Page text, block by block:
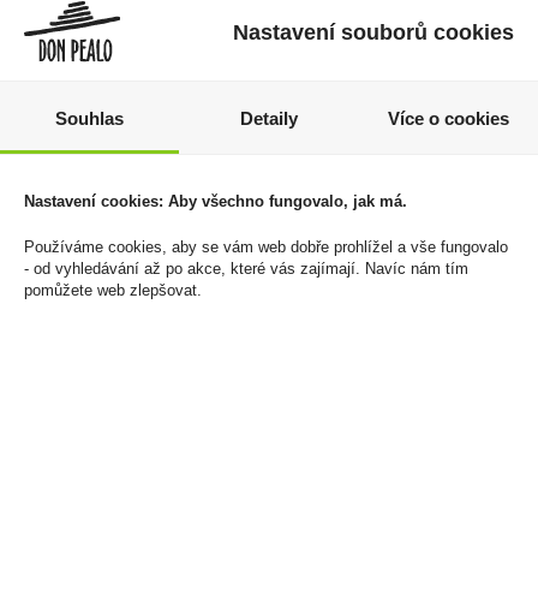
Originál
79 Kč
549 Kč
Nastavení souborů cookies
Souhlas Detaily Více o cookies
Nastavení cookies: Aby všechno fungovalo, jak má.
Používáme cookies, aby se vám web dobře prohlížel a vše fungovalo
- od vyhledávání až po akce, které vás zajímají. Navíc nám tím
pomůžete web zlepšovat.